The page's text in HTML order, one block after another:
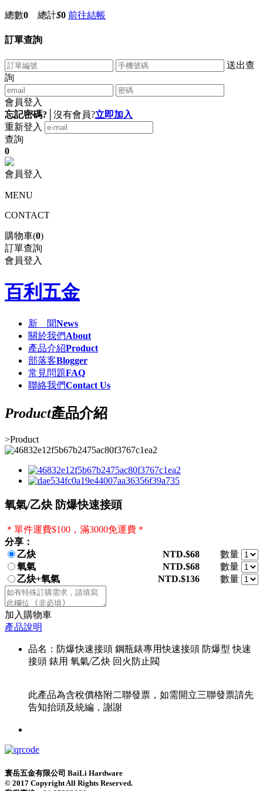
總數0 總計$0 前往結帳
訂單查詢
送出查
詢
會員登入
忘記密碼?
沒有會員?立即加入
重新登入
查詢
0
會員登入
MENU
CONTACT
購物車(0)
訂單查詢
會員登入
百利五金
新 聞News
關於我們About
產品介紹Product
部落客Blogger
常見問題FAQ
聯絡我們Contact Us
Product產品介紹
>Product
氧氣/乙炔 防爆快速接頭
＊單件運費$100，滿3000免運費＊
分享：
乙炔
NTD.$68
數量
氧氣
NTD.$68
數量
乙炔+氧氣
NTD.$136 數量
加入購物車
產品說明
品名：防爆快速接頭 鋼瓶錶專用快速接頭 防爆型 快速
接頭 錶用 氧氣/乙炔 回火防止閥
此產品為含稅價格附二聯發票，如需開立三聯發票請先
告知抬頭及統編，謝謝
寰岳五金有限公司 BaiLi Hardware
© 2017 Copyright All Rights Reserved.